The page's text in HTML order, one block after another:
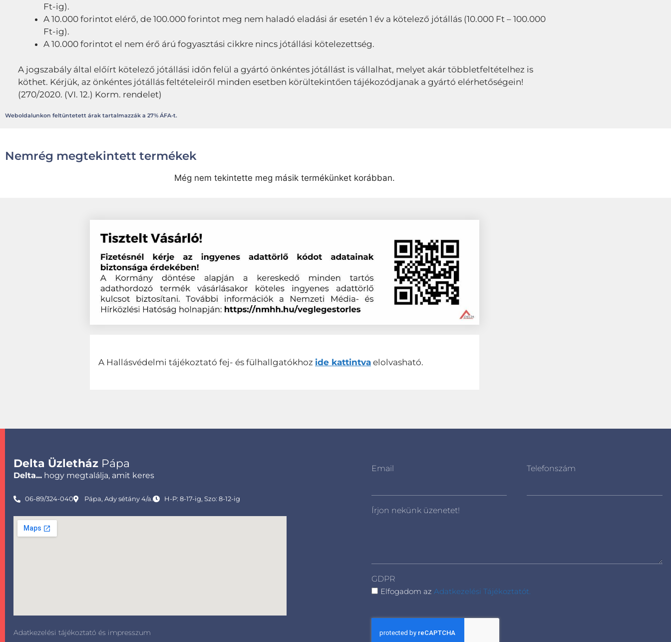
Ft-ig).
A 10.000 forintot elérő, de 100.000 forintot meg nem haladó eladási ár esetén 1 év a kötelező jótállás (10.000 Ft – 100.000
Ft-ig).
A 10.000 forintot el nem érő árú fogyasztási cikkre nincs jótállási kötelezettség.
A jogszabály által előírt kötelező jótállási időn felül a gyártó önkéntes jótállást is vállalhat, melyet akár többletfeltételhez is
köthet. Kérjük, az önkéntes jótállás feltételeiről minden esetben körültekintően tájékozódjanak a gyártó elérhetőségein!
(270/2020. (VI. 12.) Korm. rendelet)
Weboldalunkon feltüntetett árak tartalmazzák a 27% ÁFA-t.
Nemrég megtekintett termékek
Még nem tekintette meg másik termékünket korábban.
A Hallásvédelmi tájékoztató fej- és fülhallgatókhoz ide kattintva elolvasható.
Delta Üzletház Pápa
Delta... hogy megtalálja, amit keres
06-89/324-040 Pápa, Ady sétány 4/a. H-P: 8-17-ig, Szo: 8-12-ig
Adatkezelési tájékoztató és impresszum
Email Telefonszám
Írjon nekünk üzenetet!
GDPR
Elfogadom az Adatkezelési Tájékoztatót.